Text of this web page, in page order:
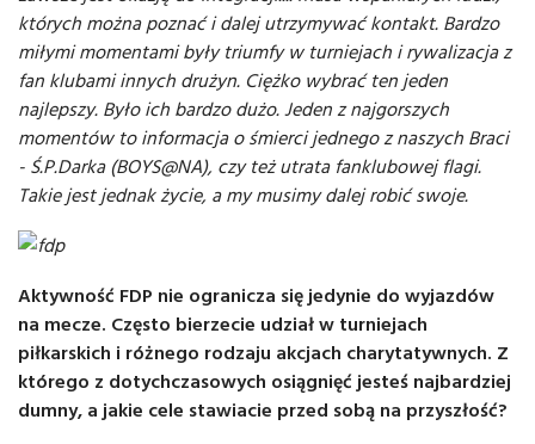
których można poznać i dalej utrzymywać kontakt. Bardzo
miłymi momentami były triumfy w turniejach i rywalizacja z
fan klubami innych drużyn. Ciężko wybrać ten jeden
najlepszy. Było ich bardzo dużo. Jeden z najgorszych
momentów to informacja o śmierci jednego z naszych Braci
- Ś.P.Darka (BOYS@NA), czy też utrata fanklubowej flagi.
Takie jest jednak życie, a my musimy dalej robić swoje.
Aktywność FDP nie ogranicza się jedynie do wyjazdów
na mecze. Często bierzecie udział w turniejach
piłkarskich i różnego rodzaju akcjach charytatywnych. Z
którego z dotychczasowych osiągnięć jesteś najbardziej
dumny, a jakie cele stawiacie przed sobą na przyszłość?